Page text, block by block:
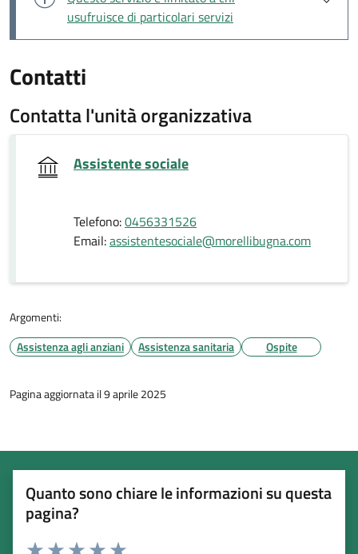
usufruisce di particolari servizi
Contatti
Contatta l'unità organizzativa
Assistente sociale
Telefono:0456331526
Email:assistentesociale@morellibugna.com
Argomenti:
Assistenza agli anziani
Assistenza sanitaria Ospite
Pagina aggiornata il 9 aprile 2025
Quanto sono chiare le informazioni su questa
pagina?
Esprimi una valutazione